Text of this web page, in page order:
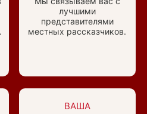
лучшими
представителями
местных рассказчиков.
ВАША